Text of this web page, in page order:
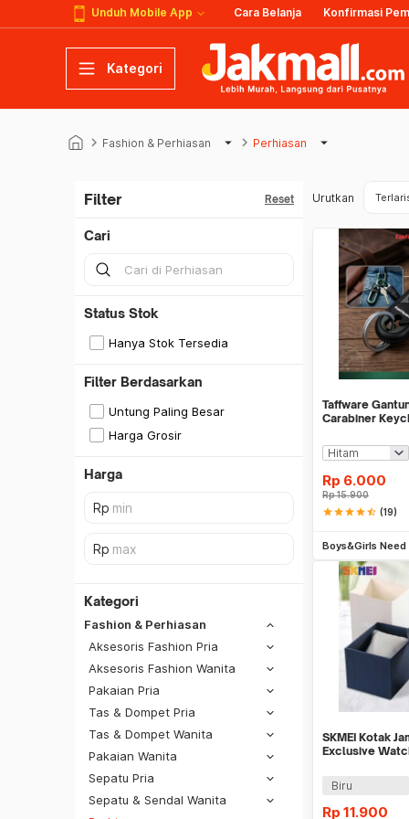
Unduh Mobile App Cara Belanja Konfirmasi
Kategori
keyboard_arrow_right Fashion & Perhiasan arrow_drop_down keyboard_arrow_right Perhiasan arrow_drop_down
Filter Reset
Cari
Status Stok
Hanya Stok Tersedia
Filter Berdasarkan
Untung Paling Besar
Harga Grosir
Harga
Kategori
Fashion & Perhiasan
Aksesoris Fashion Pria
Aksesoris Fashion Wanita
Pakaian Pria
Tas & Dompet Pria
Tas & Dompet Wanita
Pakaian Wanita
Sepatu Pria
Sepatu & Sendal Wanita
SiCepat REG
SiCepat BEST
Urutkan
Taffware
Carabiner
Rp 6.000
Rp15.900
starstarstarstarstar_half (19)
Boys&Girls Need
SKMEI Kotak
Exclusive
Biru
Rp 11.900